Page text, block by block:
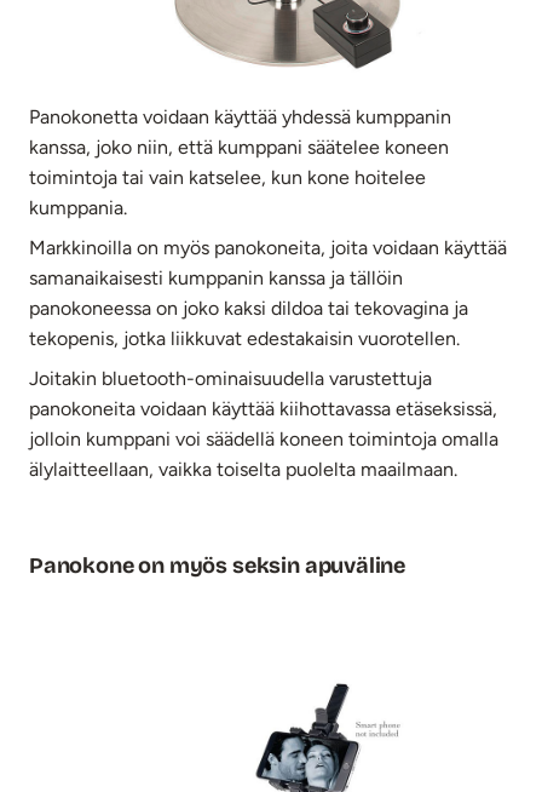
Panokonetta voidaan käyttää yhdessä kumppanin
kanssa, joko niin, että kumppani säätelee koneen
toimintoja tai vain katselee, kun kone hoitelee
kumppania.
Markkinoilla on myös panokoneita, joita voidaan käyttää
samanaikaisesti kumppanin kanssa ja tällöin
panokoneessa on joko kaksi dildoa tai tekovagina ja
tekopenis, jotka liikkuvat edestakaisin vuorotellen.
Joitakin bluetooth-ominaisuudella varustettuja
panokoneita voidaan käyttää kiihottavassa etäseksissä,
jolloin kumppani voi säädellä koneen toimintoja omalla
älylaitteellaan, vaikka toiselta puolelta maailmaan.
Panokone on myös seksin apuväline